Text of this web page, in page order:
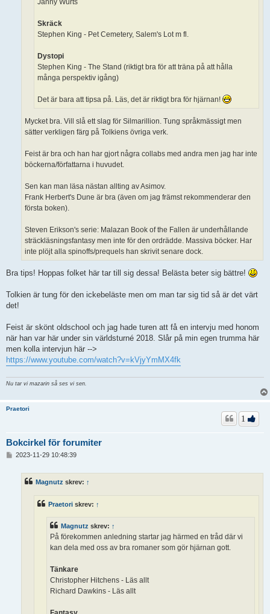
Skräck
Stephen King - Pet Cemetery, Salem's Lot m fl.
Dystopi
Stephen King - The Stand (riktigt bra för att träna på att hålla
många perspektiv igång)
Det är bara att tipsa på. Läs, det är riktigt bra för hjärnan!
Mycket bra. Vill slå ett slag för Silmarillion. Tung språkmässigt men
sätter verkligen färg på Tolkiens övriga verk.
Feist är bra och han har gjort några collabs med andra men jag har inte
böckerna/författarna i huvudet.
Sen kan man läsa nästan allting av Asimov.
Frank Herbert's Dune är bra (även om jag främst rekommenderar den
första boken).
Steven Erikson's serie: Malazan Book of the Fallen är underhållande
sträckläsningsfantasy men inte för den ordrädde. Massiva böcker. Har
inte plöjt alla spinoffs/prequels han skrivit senare dock.
Bra tips! Hoppas folket här tar till sig dessa! Belästa beter sig bättre!
Tolkien är tung för den ickebeläste men om man tar sig tid så är det värt
det!
Feist är skönt oldschool och jag hade turen att få en intervju med honom
när han var här under sin världsturné 2018. Slår på min egen trumma här
men kolla intervjun här -->
https://www.youtube.com/watch?v=kVjyYmMX4fk
Nu tar vi mazarin så ses vi sen.
Praetori
Bokcirkel för forumiter
1
2023-11-29 10:48:39
Magnutz skrev: ↑
Praetori skrev: ↑
Magnutz skrev: ↑
På förekommen anledning startar jag härmed en tråd där vi
kan dela med oss av bra romaner som gör hjärnan gott.
Tänkare
Christopher Hitchens - Läs allt
Richard Dawkins - Läs allt